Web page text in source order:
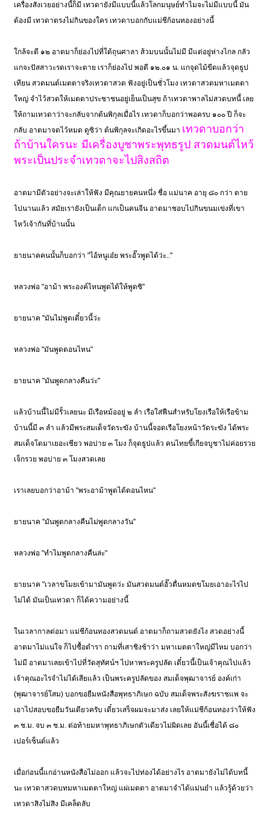
เครื่องสังเวยอย่างนี้ก็มี เทวดายังมีแบบนี้แล้วโลกมนุษย์ทำไมจะไม่มีแบบนี้ มัน
ต้องมี เทวดาตรงไม่กินของใคร เทวดาบอกกับแม่ชีก้อนทองอย่างนี้
ใกล้จะตี ๑๒ อาตมาก็ย่องไปที่ใต้ถุนศาลา ส้วมบนนั้นไม่มี มีแต่อยู่ห่างไกล กลัว
แกจะปัสสาวะรดเราจะตาย เราก็ย่องไป พอตี ๑๒.๐๑ น. แกจุดไม้ขีดแล้วจุดธูป
เทียน สวดมนต์เมตตาจริงเทวดาสวด ฟังอยู่เป็นชั่วโมง เทวดาสวดมหาเมตตา
ใหญ่ จำไว้สวดให้เมตตาประชาชนอยู่เย็นเป็นสุข ถ้าเทวดาพาลไม่สวดบทนี้ เลย
ให้ถามเทวดาว่าจะกลับจากต้นพิกุลเมื่อไร เทวดาก็บอกว่าพอครบ ๑๐๐ ปี ก็จะ
กลับ อาตมาจดไว้หมด ดูซิว่า ต้นพิกุลจะเกิดอะไรขึ้นมา เทวดาบอกว่า
ถ้าบ้านใครนะ มีเครื่องบูชาพระพุทธรูป สวดมนต์ไหว้
พระเป็นประจำเทวดาจะไปสิงสถิต
อาตมามีตัวอย่างจะเล่าให้ฟัง มีคุณยายคนหนึ่ง ชื่อ แม่นาค อายุ ๘๐ กว่า ตาย
ไปนานแล้ว สมัยเรายังเป็นเด็ก แกเป็นคนจีน อาตมาชอบไปกินขนมเข่งที่เขา
ไหว้เจ้ากันที่บ้านนั้น
ยายนาคคนนั้นก็บอกว่า "ไอ้หนูเอ๋ย พระอั๊วพูดได้ว่ะ.."
หลวงพ่อ "อาม้า พระองค์ไหนพูดได้ให้พูดซิ"
ยายนาค "มันไม่พูดเดี๋ยวนี้ว่ะ
หลวงพ่อ "มันพูดตอนไหน"
ยายนาค "มันพูดกลางคืนว่ะ"
แล้วบ้านนี้ไม่มีรั้วเลยนะ มีเรือหม้ออยู่ ๒ ลำ เรือใส่ฟืนสำหรับโยงเรือให้เรือข้าม
บ้านนี้มี ๓ ลำ แล้วมีพระสมเด็จวัดระฆัง บ้านนี้จอดเรือโยงหน้าวัดระฆัง ได้พระ
สมเด็จโตมาเยอะเชียว พอบ่าย ๓ โมง ก็จุดธูปแล้ว คนไทยขี้เกียจบูชาไม่ค่อยรวย
เจ็กรวย พอบ่าย ๓ โมงสวดเลย
เราเลยบอกว่าอาม้า "พระอาม้าพูดได้ตอนไหน"
ยายนาค "มันพูดกลางคืนไม่พูดกลางวัน"
หลวงพ่อ "ทำไมพูดกลางคืนล่ะ"
ยายนาค "เวลาขโมยเข้ามามันพูดว่ะ มันสวดมนต์อั๊วตื่นหมดขโมยเอาอะไรไป
ไม่ได้ มันเป็นเทวดา ก็ได้ความอย่างนี้
ในเวลากาลต่อมา แม่ชีก้อนทองสวดมนต์ อาตมาก็ถามสวดยังไง สวดอย่างนี้
อาตมาไม่แน่ใจ ก็ไปซื้อตำรา ถามที่เสาชิงช้าว่า มหาเมตตาใหญ่มีไหม บอกว่า
ไม่มี อาตมาเลยเข้าไปที่วัดสุทัศน์ฯ ไปหาพระครูปลัด เดี๋ยวนี้เป็นเจ้าคุณไปแล้ว
เจ้าคุณอะไรจำไม่ได้เสียแล้ว เป็นพระครูปลัดของ สมเด็จพุฒาจารย์ องค์เก่า
(พุฒาจารย์โสม) บอกขอยืมหนังสือพุทธาภิเษก ฉบับ สมเด็จพระสังฆราชแพ จะ
เอาไปสอบขอยืมวันเดียวครับ เดี๋ยวเสร็จผมจะมาส่ง เลยให้แม่ชีก้อนทองว่าให้ฟัง
๓ ช.ม. จบ ๓ ช.ม. ต่อท้ายมหาพุทธาภิเษกตัวเดียวไม่ผิดเลย อันนี้เชื่อได้ ๘๐
เปอร์เซ็นต์แล้ว
เมื่อก่อนนี้แกอ่านหนังสือไม่ออก แล้วจะไปท่องได้อย่างไร อาตมายังไม่ได้บทนี้
นะ เทวดาสวดบทมหาเมตตาใหญ่ แผ่เมตตา อาตมาจำได้แม่นยำ แล้วรู้ด้วยว่า
เทวดาสิงไม่สิง มีเคล็ดลับ